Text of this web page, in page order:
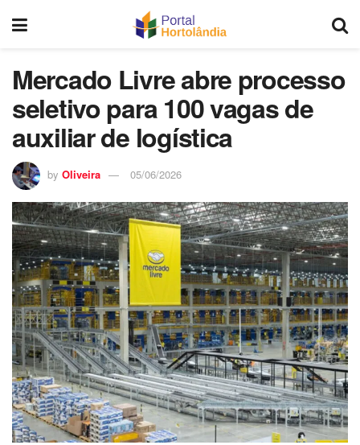
Mercado Livre abre processo
seletivo para 100 vagas de
auxiliar de logística
by Oliveira 05/06/2026